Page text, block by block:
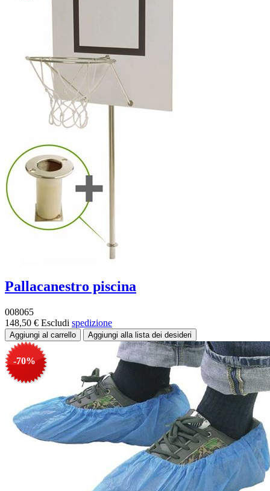
Pallacanestro piscina
008065
148,50 € Escludi spedizione
-70%